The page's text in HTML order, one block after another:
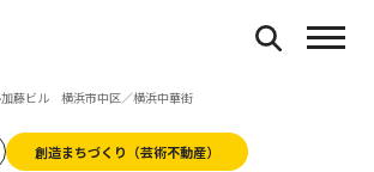
加藤ビル 横浜市中区／横浜中華街
創造まちづくり（芸術不動産）